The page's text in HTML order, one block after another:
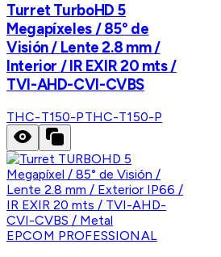
Turret TurboHD 5
Megapíxeles / 85° de
Visión / Lente 2.8 mm /
Interior / IR EXIR 20 mts /
TVI-AHD-CVI-CVBS
THC-T150-PTHC-T150-P
EPCOM PROFESSIONAL